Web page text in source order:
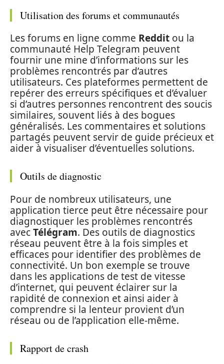
Utilisation des forums et communautés
Les forums en ligne comme Reddit ou la
communauté Help Telegram peuvent
fournir une mine d’informations sur les
problèmes rencontrés par d’autres
utilisateurs. Ces plateformes permettent de
repérer des erreurs spécifiques et d’évaluer
si d’autres personnes rencontrent des soucis
similaires, souvent liés à des bogues
généralisés. Les commentaires et solutions
partagés peuvent servir de guide précieux et
aider à visualiser d’éventuelles solutions.
Outils de diagnostic
Pour de nombreux utilisateurs, une
application tierce peut être nécessaire pour
diagnostiquer les problèmes rencontrés
avecTélégram. Des outils de diagnostics
réseau peuvent être à la fois simples et
efficaces pour identifier des problèmes de
connectivité. Un bon exemple se trouve
dans les applications de test de vitesse
d’internet, qui peuvent éclairer sur la
rapidité de connexion et ainsi aider à
comprendre si la lenteur provient d’un
réseau ou de l’application elle-même.
Rapport de crash